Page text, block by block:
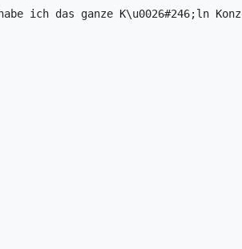
ich das ganze K\u0026#246;ln